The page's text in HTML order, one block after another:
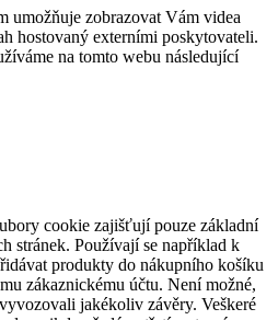
umožňuje zobrazovat Vám videa
hostovaný externími poskytovateli.
na tomto webu následující
cookie zajišťují pouze základní
stránek. Používají se například k
produkty do nákupního košíku
zákaznickému účtu. Není možné,
jakékoliv závěry. Veškeré